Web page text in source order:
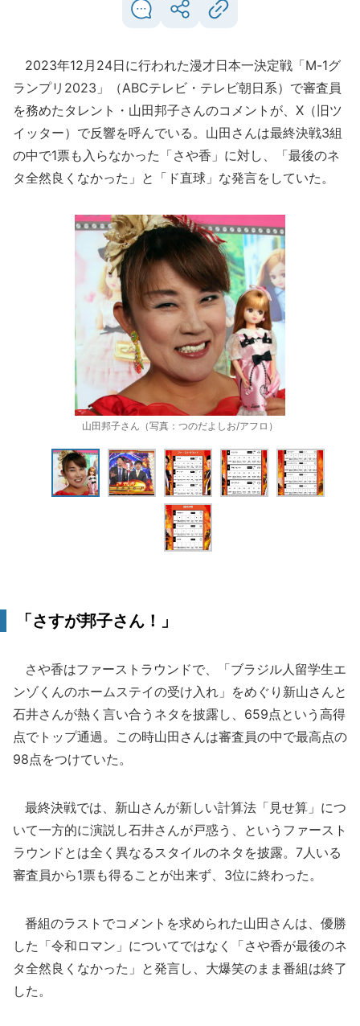
2023年12月24日に行われた漫才日本一決定戦「M-1グ
ランプリ2023」（ABCテレビ・テレビ朝日系）で審査員
を務めたタレント・山田邦子さんのコメントが、X（旧ツ
イッター）で反響を呼んでいる。山田さんは最終決戦3組
の中で1票も入らなかった「さや香」に対し、「最後のネ
タ全然良くなかった」と「ド直球」な発言をしていた。
山田邦子さん（写真：つのだよしお/アフロ）
「さすが邦子さん！」
さや香はファーストラウンドで、「ブラジル人留学生エ
ンゾくんのホームステイの受け入れ」をめぐり新山さんと
石井さんが熱く言い合うネタを披露し、659点という高得
点でトップ通過。この時山田さんは審査員の中で最高点の
98点をつけていた。
最終決戦では、新山さんが新しい計算法「見せ算」につ
いて一方的に演説し石井さんが戸惑う、というファースト
ラウンドとは全く異なるスタイルのネタを披露。7人いる
審査員から1票も得ることが出来ず、3位に終わった。
番組のラストでコメントを求められた山田さんは、優勝
した「令和ロマン」についてではなく「さや香が最後のネ
タ全然良くなかった」と発言し、大爆笑のまま番組は終了
した。